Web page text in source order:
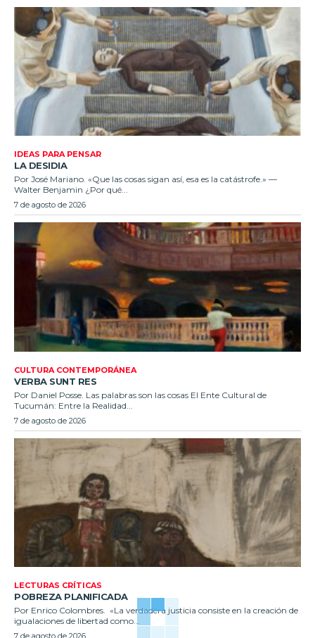
IDEAS PARA PENSAR
LA DESIDIA
Por José Mariano. «Que las cosas sigan así, esa es la catástrofe.» —
Walter Benjamin ¿Por qué...
7 de agosto de 2026
CULTURA CONTEMPORÁNEA
VERBA SUNT RES
Por Daniel Posse. Las palabras son las cosas El Ente Cultural de
Tucumán: Entre la Realidad...
7 de agosto de 2026
LECTURAS CRÍTICAS
POBREZA PLANIFICADA
Por Enrico Colombres. «La verdadera justicia consiste en la creación de
igualaciones de libertad como...